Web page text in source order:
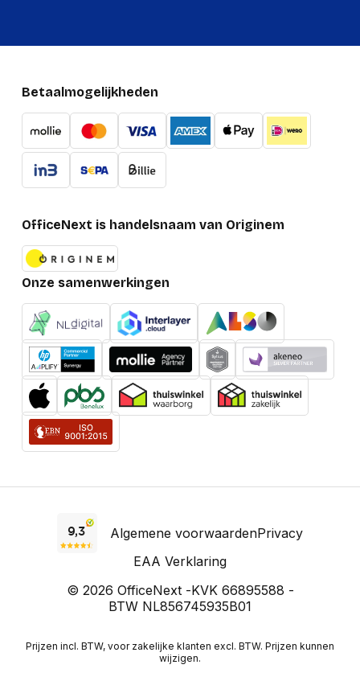
Betaalmogelijkheden
OfficeNext is handelsnaam van Originem
Onze samenwerkingen
Algemene voorwaardenPrivacy
EAA Verklaring
© 2026 OfficeNext -KVK 66895588 -
BTW NL856745935B01
Prijzen incl. BTW, voor zakelijke klanten excl. BTW. Prijzen kunnen
wijzigen.